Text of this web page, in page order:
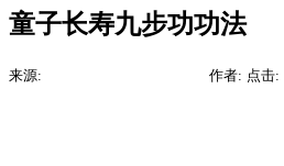
童子长寿九步功功法
来源: 作者: 点击: